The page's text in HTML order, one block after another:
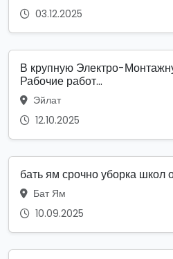
03.12.2025
В крупную Электро-
Рабочие работ...
Эйлат
12.10.2025
бать ям срочно уборка школ
Бат Ям
10.09.2025